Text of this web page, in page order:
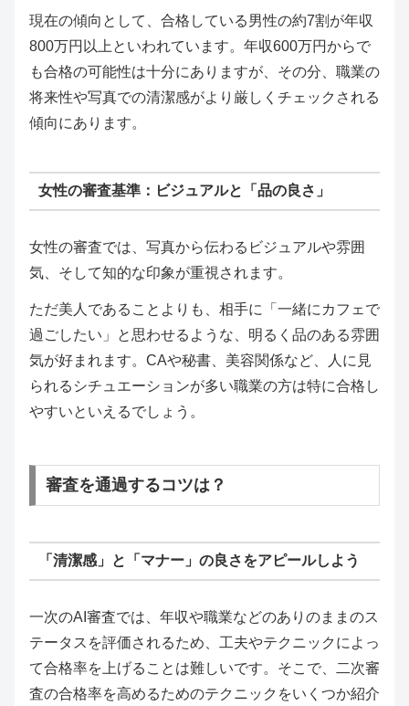
現在の傾向として、合格している男性の約7割が年収
800万円以上といわれています。年収600万円からで
も合格の可能性は十分にありますが、その分、職業の
将来性や写真での清潔感がより厳しくチェックされる
傾向にあります。
女性の審査基準：ビジュアルと「品の良さ」
女性の審査では、写真から伝わるビジュアルや雰囲
気、そして知的な印象が重視されます。
ただ美人であることよりも、相手に「一緒にカフェで
過ごしたい」と思わせるような、明るく品のある雰囲
気が好まれます。CAや秘書、美容関係など、人に見
られるシチュエーションが多い職業の方は特に合格し
やすいといえるでしょう。
審査を通過するコツは？
「清潔感」と「マナー」の良さをアピールしよう
一次のAI審査では、年収や職業などのありのままのス
テータスを評価されるため、工夫やテクニックによっ
て合格率を上げることは難しいです。そこで、二次審
査の合格率を高めるためのテクニックをいくつか紹介